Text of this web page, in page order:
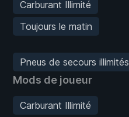
Carburant Illimité
Toujours le matin
Pneus de secours illimités
Mods de joueur
Carburant Illimité